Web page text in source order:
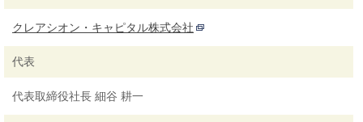
クレアシオン・キャピタル株式会社
代表
代表取締役社長 細谷 耕一